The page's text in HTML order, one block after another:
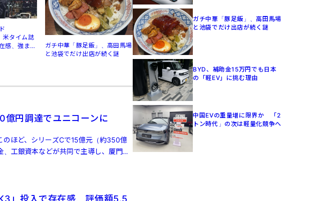
米タイム誌
感、強まる
ガチ中華「豚足飯」、高田馬場
と池袋でだけ出店が続く謎
円調達でユニコーンに
のほど、シリーズCで15億元（約350億
工銀資本などが共同で主導し、厦門国
投入で存在感、評価額5.5
ガチ中華「豚足飯」、高田馬場
と池袋でだけ出店が続く謎
BYD、補助金15万円でも日本
の「軽EV」に挑む理由
中国EVの重量増に限界か 「2
トン時代」の次は軽量化競争へ